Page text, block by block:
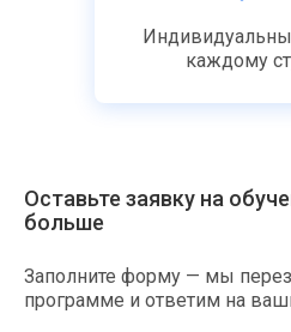
каждому
Оставьте заявку на
больше
Заполните форму — мы
программе и ответим на